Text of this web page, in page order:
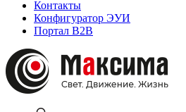
Контакты
Конфигуратор ЭУИ
Портал B2B